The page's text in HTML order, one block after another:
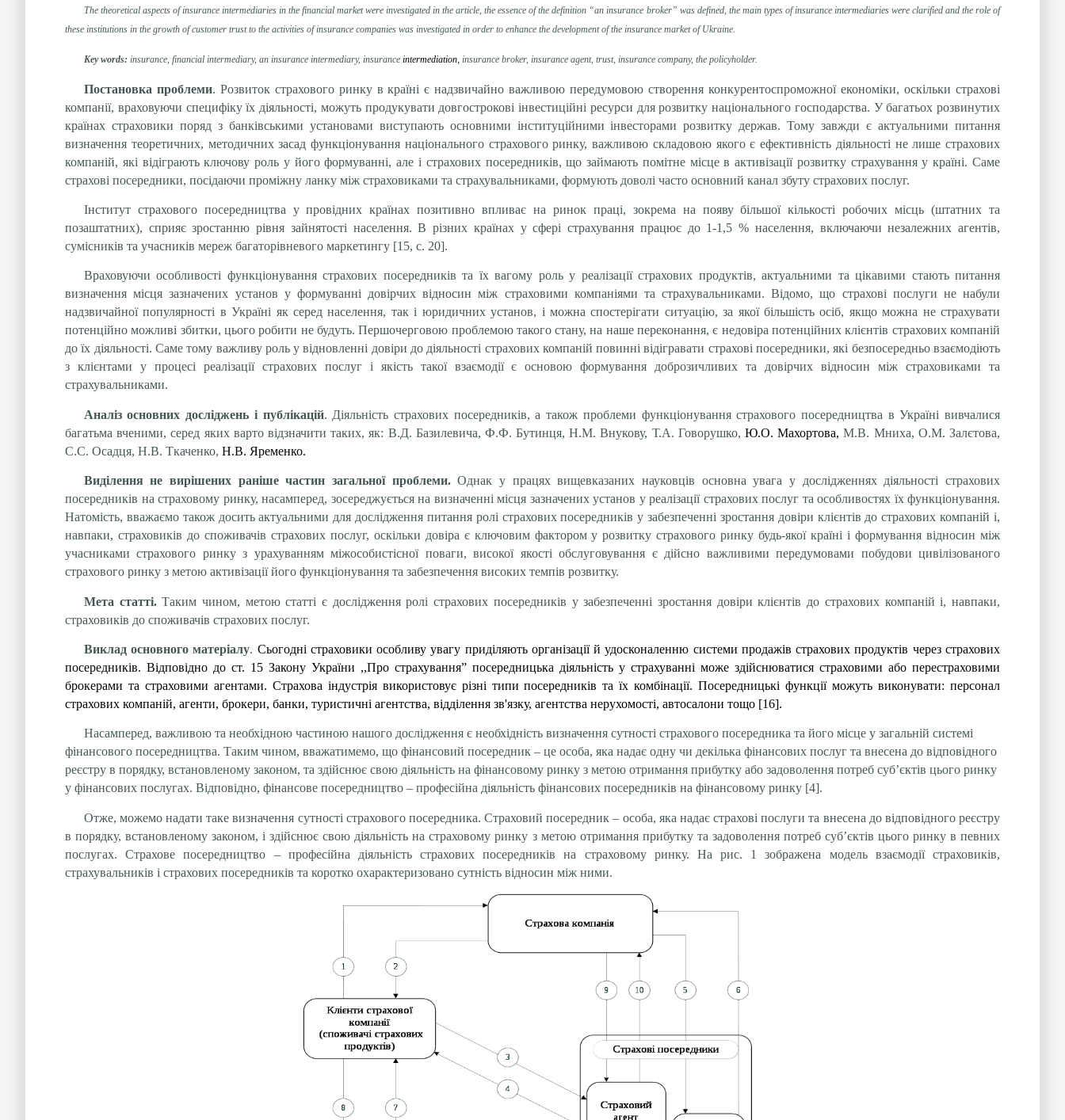
The theoretical aspects of insurance intermediaries in the financial market were investigated in the article, the essence of the definition “an insurance broker” was defined, the main types of insurance intermediaries were clarified and the role of
these institutions in the growth of customer trust to the activities of insurance companies was investigated in order to enhance the development of the insurance market of Ukraine.
Key words: insurance, financial intermediary, an insurance intermediary, insurance intermediation,insurance broker, insurance agent, trust, insurance company, the policyholder.
Постановка проблеми. Розвиток страхового ринку в країні є надзвичайно важливою передумовою створення конкурентоспроможної економіки, оскільки страхові
компанії, враховуючи специфіку їх діяльності, можуть продукувати довгострокові інвестиційні ресурси для розвитку національного господарства. У багатьох розвинутих
країнах страховики поряд з банківськими установами виступають основними інституційними інвесторами розвитку держав. Тому завжди є актуальними питання
визначення теоретичних, методичних засад функціонування національного страхового ринку, важливою складовою якого є ефективність діяльності не лише страхових
компаній, які відіграють ключову роль у його формуванні, але і страхових посередників, що займають помітне місце в активізації розвитку страхування у країні. Саме
страхові посередники, посідаючи проміжну ланку між страховиками та страхувальниками, формують доволі часто основний канал збуту страхових послуг.
Інститут страхового посередництва у провідних країнах позитивно впливає на ринок праці, зокрема на появу більшої кількості робочих місць (штатних та
позаштатних), сприяє зростанню рівня зайнятості населення. В різних країнах у сфері страхування працює до 1-1,5 % населення, включаючи незалежних агентів,
сумісників та учасників мереж багаторівневого маркетингу [15, c. 20].
Враховуючи особливості функціонування страхових посередників та їх вагому роль у реалізації страхових продуктів, актуальними та цікавими стають питання
визначення місця зазначених установ у формуванні довірчих відносин між страховими компаніями та страхувальниками. Відомо, що страхові послуги не набули
надзвичайної популярності в Україні як серед населення, так і юридичних установ, і можна спостерігати ситуацію, за якої більшість осіб, якщо можна не страхувати
потенційно можливі збитки, цього робити не будуть. Першочерговою проблемою такого стану, на наше переконання, є недовіра потенційних клієнтів страхових компаній
до їх діяльності. Саме тому важливу роль у відновленні довіри до діяльності страхових компаній повинні відігравати страхові посередники, які безпосередньо взаємодіють
з клієнтами у процесі реалізації страхових послуг і якість такої взаємодії є основою формування доброзичливих та довірчих відносин між страховиками та
страхувальниками.
Аналіз основних досліджень і публікацій. Діяльність страхових посередників, а також проблеми функціонування страхового посередництва в Україні вивчалися
багатьма вченими, серед яких варто відзначити таких, як: В.Д. Базилевича, Ф.Ф. Бутинця, Н.М. Внукову, Т.А. Говорушко, Ю.О. Махортова, М.В. Мниха, О.М. Залєтова,
С.С. Осадця, Н.В. Ткаченко, Н.В. Яременко.
Виділення не вирішених раніше частин загальної проблеми.Однак у працях вищевказаних науковців основна увага у дослідженнях діяльності страхових
посередників на страховому ринку, насамперед, зосереджується на визначенні місця зазначених установ у реалізації страхових послуг та особливостях їх функціонування.
Натомість, вважаємо також досить актуальними для дослідження питання ролі страхових посередників у забезпеченні зростання довіри клієнтів до страхових компаній і,
навпаки, страховиків до споживачів страхових послуг, оскільки довіра є ключовим фактором у розвитку страхового ринку будь-якої країні і формування відносин між
учасниками страхового ринку з урахуванням міжособистісної поваги, високої якості обслуговування є дійсно важливими передумовами побудови цивілізованого
страхового ринку з метою активізації його функціонування та забезпечення високих темпів розвитку.
Мета статті.Таким чином, метою статті є дослідження ролі страхових посередників у забезпеченні зростання довіри клієнтів до страхових компаній і, навпаки,
страховиків до споживачів страхових послуг.
Виклад основного матеріалу. Сьогодні страховики особливу увагу приділяють організації й удосконаленню системи продажів страхових продуктів через страхових
посередників. Відповідно до ст. 15 Закону України ,,Про страхування” посередницька діяльність у страхуванні може здійснюватися страховими або перестраховими
брокерами та страховими агентами. Страхова індустрія використовує різні типи посередників та їх комбінації. Посередницькі функції можуть виконувати: персонал
страхових компаній, агенти, брокери, банки, туристичні агентства, відділення зв'язку, агентства нерухомості, автосалони тощо [16].
Насамперед, важливою та необхідною частиною нашого дослідження є необхідність визначення сутності страхового посередника та його місце у загальній системі
фінансового посередництва. Таким чином, вважатимемо, що фінансовий посередник – це особа, яка надає одну чи декілька фінансових послуг та внесена до відповідного
реєстру в порядку, встановленому законом, та здійснює свою діяльність на фінансовому ринку з метою отримання прибутку або задоволення потреб суб’єктів цього ринку
у фінансових послугах. Відповідно, фінансове посередництво – професійна діяльність фінансових посередників на фінансовому ринку [4].
Отже, можемо надати таке визначення сутності страхового посередника. Страховий посередник – особа, яка надає страхові послуги та внесена до відповідного реєстру
в порядку, встановленому законом, і здійснює свою діяльність на страховому ринку з метою отримання прибутку та задоволення потреб суб’єктів цього ринку в певних
послугах. Страхове посередництво – професійна діяльність страхових посередників на страховому ринку. На рис. 1 зображена модель взаємодії страховиків,
страхувальників і страхових посередників та коротко охарактеризовано сутність відносин між ними.